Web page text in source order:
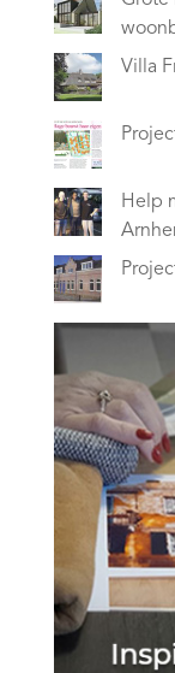
Villa
Help